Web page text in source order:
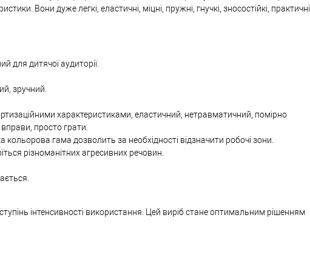
Вони дуже легкі, еластичні, міцні, пружні, гнучкі, зносостійкі, практичні
для дитячої аудиторії.
зручний.
характеристиками, еластичний, нетравматичний, помірно
просто грати.
гама дозволить за необхідності відзначити робочі зони.
різноманітних агресивних речовин.
інтенсивності використання. Цей виріб стане оптимальним рішенням